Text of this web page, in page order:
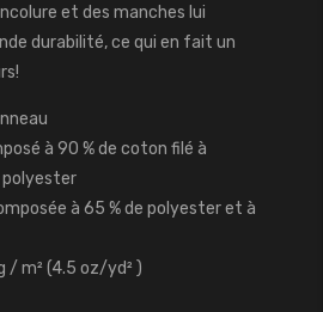
et des manches lui
durabilité, ce qui en fait un
à 90 % de coton filé à
polyester
à 65 % de polyester et à
/ m² (4.5 oz/yd² )